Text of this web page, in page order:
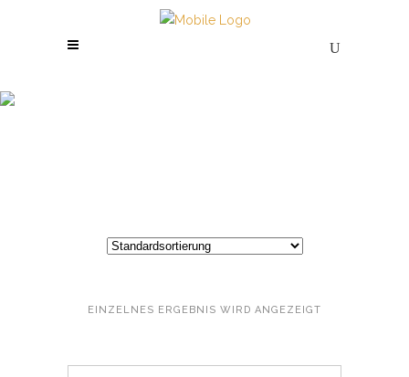
EINZELNES ERGEBNIS WIRD ANGEZEIGT